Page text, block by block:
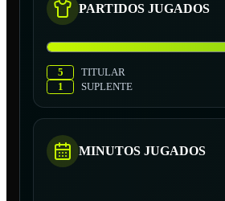
PARTIDOS JUGADOS
5
TITULAR
1
SUPLENTE
MINUTOS JUGADOS